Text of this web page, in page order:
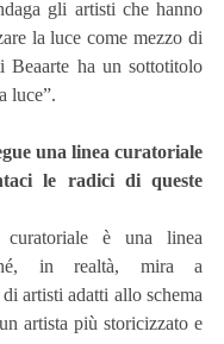
gli artisti che hanno
la luce come mezzo di
Beaarte ha un sottotitolo
luce”.
una linea curatoriale
le radici di queste
è una linea
in realtà, mira a
artisti adatti allo schema
artista più storicizzato e